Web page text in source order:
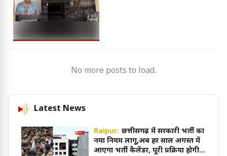
No more posts to load.
Latest News
Raipur: छत्तीसगढ़ में सरकारी भर्ती का
नया नियम लागू,अब हर साल अगस्त में
आएगा भर्ती कैलेंडर, पूरी प्रक्रिया होगी